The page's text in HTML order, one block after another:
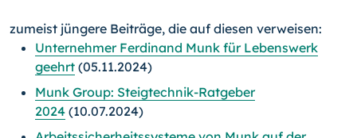
zumeist jüngere Beiträge, die auf diesen verweisen:
Unternehmer Ferdinand Munk für Lebenswerk
geehrt (05.11.2024)
Munk Group: Steigtechnik-Ratgeber
2024 (10.07.2024)